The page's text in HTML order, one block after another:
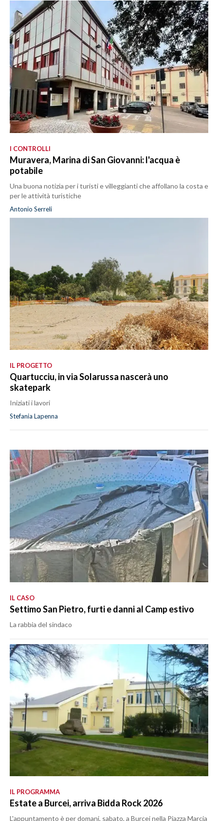
I CONTROLLI
Muravera, Marina di San Giovanni: l'acqua è
potabile
Una buona notizia per i turisti e villeggianti che affollano la costa e
per le attività turistiche
Antonio Serreli
IL PROGETTO
Quartucciu, in via Solarussa nascerà uno
skatepark
Iniziati i lavori
Stefania Lapenna
IL CASO
Settimo San Pietro, furti e danni al Camp estivo
La rabbia del sindaco
IL PROGRAMMA
Estate a Burcei, arriva Bidda Rock 2026
L'appuntamento è per domani, sabato, a Burcei nella Piazza Marcia